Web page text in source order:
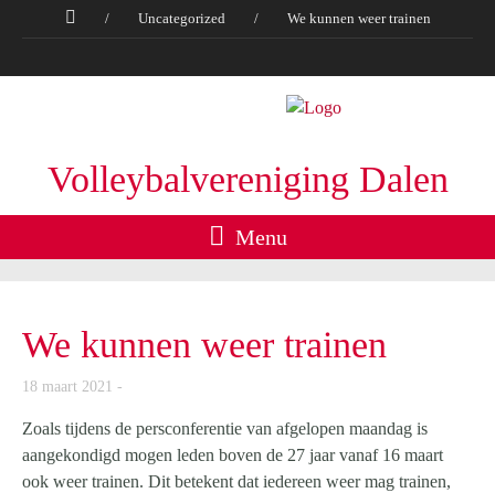
/ Uncategorized / We kunnen weer trainen
Volleybalvereniging Dalen
Menu
We kunnen weer trainen
18 maart 2021
Zoals tijdens de persconferentie van afgelopen maandag is
aangekondigd mogen leden boven de 27 jaar vanaf 16 maart
ook weer trainen. Dit betekent dat iedereen weer mag trainen,